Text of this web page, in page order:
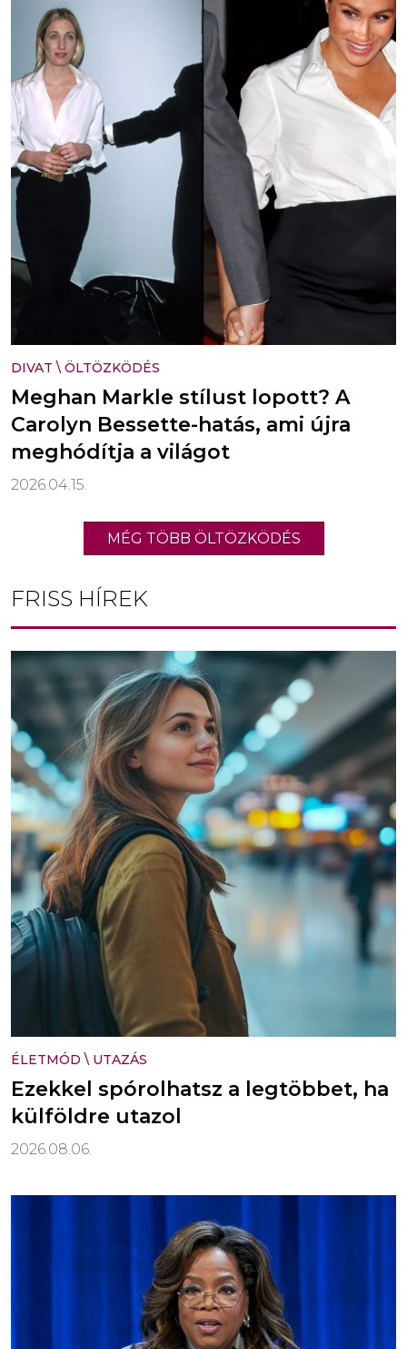
DIVAT \ ÖLTÖZKÖDÉS
Meghan Markle stílust lopott? A
Carolyn Bessette-hatás, ami újra
meghódítja a világot
2026.04.15.
MÉG TÖBB ÖLTÖZKÖDÉS
FRISS HÍREK
ÉLETMÓD \ UTAZÁS
Ezekkel spórolhatsz a legtöbbet, ha
külföldre utazol
2026.08.06.